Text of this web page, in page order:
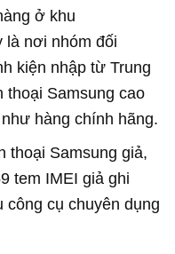
ở khu
là nơi nhóm đối
kiện nhập từ Trung
thoại Samsung cao
hàng chính hãng.
thoại Samsung giả,
tem IMEI giả ghi
công cụ chuyên dụng